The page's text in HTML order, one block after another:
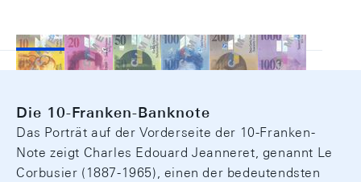
Die 10-Franken-Banknote
Das Porträt auf der Vorderseite der 10-Franken-
Note zeigt Charles Edouard Jeanneret, genannt Le
Corbusier (1887-1965), einen der bedeutendsten